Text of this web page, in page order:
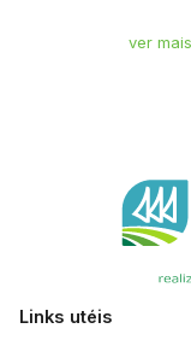
ver mais
Links utéis